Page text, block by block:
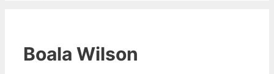
Boala Wilson